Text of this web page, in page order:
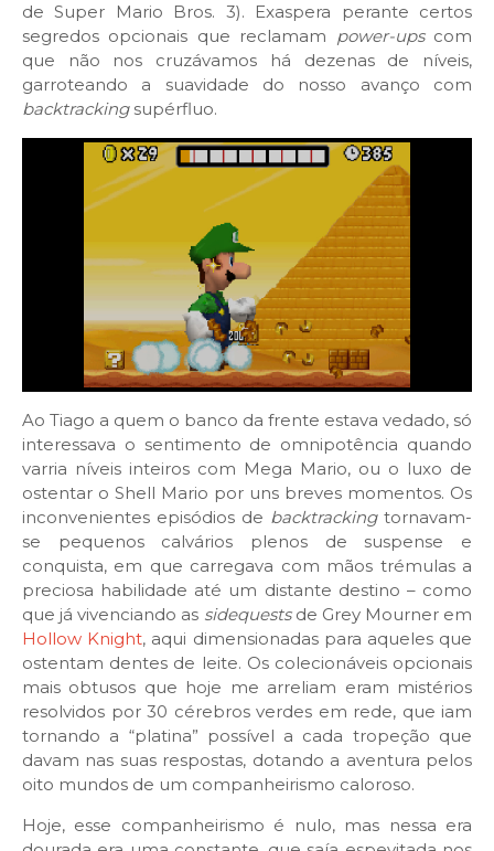
de Super Mario Bros. 3). Exaspera perante certos
segredos opcionais que reclamam power-upscom
que não nos cruzávamos há dezenas de níveis,
garroteando a suavidade do nosso avanço com
backtracking supérfluo.
Ao Tiago a quem o banco da frente estava vedado, só
interessava o sentimento de omnipotência quando
varria níveis inteiros com Mega Mario, ou o luxo de
ostentar o Shell Mario por uns breves momentos. Os
inconvenientes episódios de backtrackingtornavam-
se pequenos calvários plenos de suspense e
conquista, em que carregava com mãos trémulas a
preciosa habilidade até um distante destino – como
que já vivenciando as sidequestsde Grey Mourner em
Hollow Knight, aqui dimensionadas para aqueles que
ostentam dentes de leite. Os colecionáveis opcionais
mais obtusos que hoje me arreliam eram mistérios
resolvidos por 30 cérebros verdes em rede, que iam
tornando a “platina” possível a cada tropeção que
davam nas suas respostas, dotando a aventura pelos
oito mundos de um companheirismo caloroso.
Hoje, esse companheirismo é nulo, mas nessa era